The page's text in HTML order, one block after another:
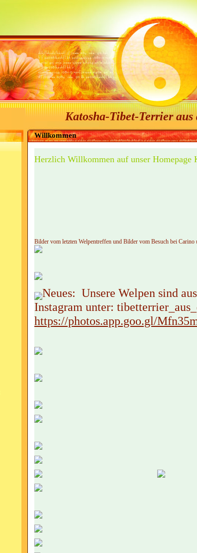
Katosha-Tibet-Terrier aus
Willkommen
Herzlich Willkommen auf unser Homepage
Bilder vom letzten Welpentreffen und Bilder vom Besuch bei
Neues: Unsere Welpen sind
Instagram unter:
https://photos.app.goo.gl/